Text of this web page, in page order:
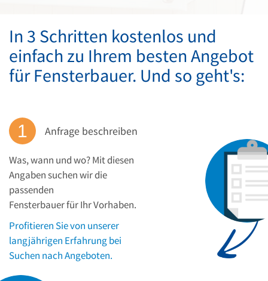
In 3 Schritten kostenlos und
einfach zu Ihrem besten Angebot
für Fensterbauer. Und so geht's:
Anfrage beschreiben
Was, wann und wo? Mit diesen
Angaben suchen wir die
passenden
Fensterbauer für Ihr Vorhaben.
Profitieren Sie von unserer
langjährigen Erfahrung bei
Suchen nach Angeboten.